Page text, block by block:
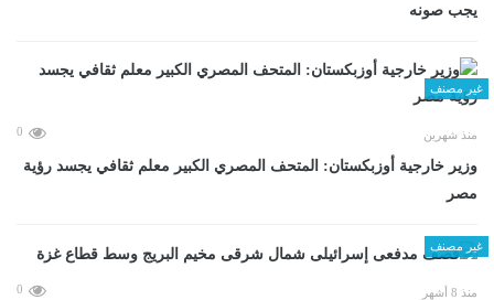
يجب صونه
غير مصنف
منذ شهرين 0
وزير خارجية أوزبكستان: المتحف المصري الكبير معلم ثقافي يجسد رؤية
مصر
غير مصنف
منذ 8 أشهر 0